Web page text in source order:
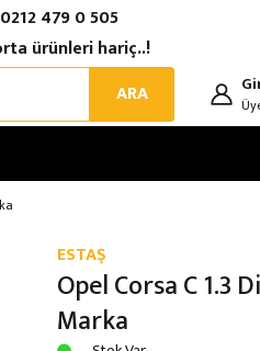
0212 479 0 505
ürünleri hariç..!
ARA
ESTAŞ
Opel Corsa C 1.3
Marka